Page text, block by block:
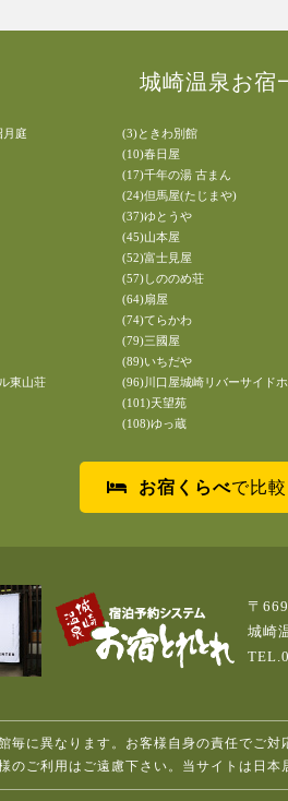
城崎温泉お宿
月庭 (3)ときわ別館
(10)春日屋
(17)千年の湯 古まん
(24)但馬屋(たじまや)
(37)ゆとうや
(45)山本屋
(52)富士見屋
(57)しののめ荘
(64)扇屋
(74)てらかわ
(79)三國屋
(89)いちだや
東山荘 (96)川口屋城崎リバーサイド
(101)天望苑
(108)ゆっ蔵
お宿くらべで比
〒
城崎
毎に異なります。お客様自身の責任でご対
のご利用はご遠慮下さい。当サイトは日本